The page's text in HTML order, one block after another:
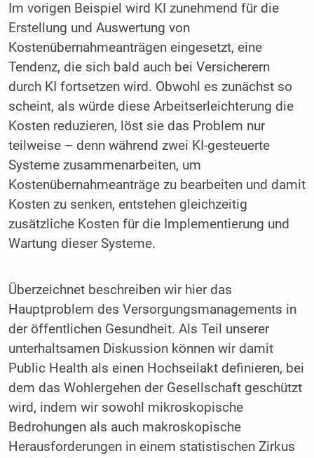
Im vorigen Beispiel wird KI zunehmend für die
Erstellung und Auswertung von
Kostenübernahmeanträgen eingesetzt, eine
Tendenz, die sich bald auch bei Versicherern
durch KI fortsetzen wird. Obwohl es zunächst so
scheint, als würde diese Arbeitserleichterung die
Kosten reduzieren, löst sie das Problem nur
teilweise – denn während zwei KI-gesteuerte
Systeme zusammenarbeiten, um
Kostenübernahmeanträge zu bearbeiten und damit
Kosten zu senken, entstehen gleichzeitig
zusätzliche Kosten für die Implementierung und
Wartung dieser Systeme.
Überzeichnet beschreiben wir hier das
Hauptproblem des Versorgungsmanagements in
der öffentlichen Gesundheit. Als Teil unserer
unterhaltsamen Diskussion können wir damit
Public Health als einen Hochseilakt definieren, bei
dem das Wohlergehen der Gesellschaft geschützt
wird, indem wir sowohl mikroskopische
Bedrohungen als auch makroskopische
Herausforderungen in einem statistischen Zirkus